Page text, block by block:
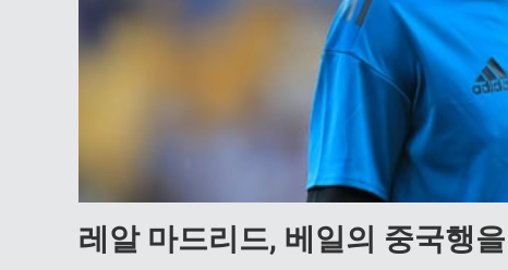
레알 마드리드, 베일의 중국행